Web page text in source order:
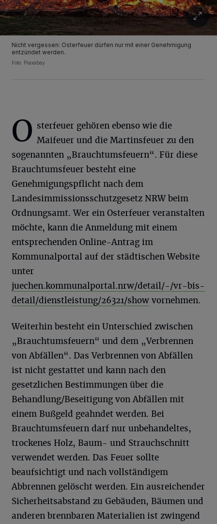
Nicht vergessen: Osterfeuer dürfen nur mit einer Genehmigung
entzündet werden.
Foto: Piaxabay
O sterfeuer gehören ebenso wie die
Maifeuer und die Martinsfeuer zu den
sogenannten „Brauchtumsfeuern“. Für diese
Brauchtumsfeuer besteht eine
Genehmigungspflicht nach dem
Landesimmissionsschutzgesetz NRW beim
Ordnungsamt. Wer ein Osterfeuer veranstalten
möchte, kann die Anmeldung mit einem
entsprechenden Online-Antrag im
Kommunalportal auf der städtischen Website
unter
juechen.kommunalportal.nrw/detail/-/vr-bis-
detail/dienstleistung/26321/show vornehmen.
Weiterhin besteht ein Unterschied zwischen
„Brauchtumsfeuern“ und dem „Verbrennen
von Abfällen“. Das Verbrennen von Abfällen
ist nicht gestattet und kann nach den
gesetzlichen Bestimmungen über die
Behandlung/Beseitigung von Abfällen mit
einem Bußgeld geahndet werden. Bei
Brauchtumsfeuern darf nur unbehandeltes,
trockenes Holz, Baum- und Strauchschnitt
verwendet werden. Das Feuer sollte
beaufsichtigt und nach vollständigem
Abbrennen gelöscht werden. Ein ausreichender
Sicherheitsabstand zu Gebäuden, Bäumen und
anderen brennbaren Materialien ist zwingend